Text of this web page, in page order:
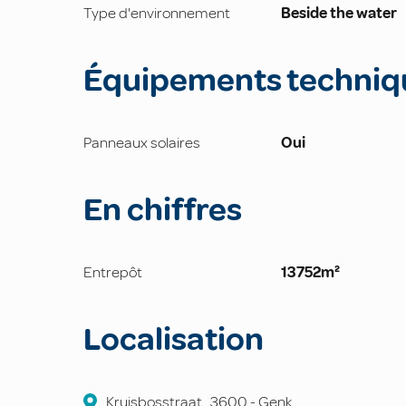
Type d'environnement Beside the water
Équipements
Panneaux solaires Oui
En chiffres
Entrepôt 13752m²
Localisation
Kruisbosstraat 3600-Genk